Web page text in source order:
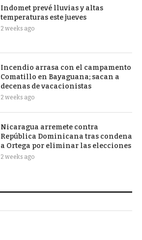
Indomet prevé lluvias y altas
temperaturas este jueves
2 weeks ago
Incendio arrasa con el campamento
Comatillo en Bayaguana; sacan a
decenas de vacacionistas
2 weeks ago
Nicaragua arremete contra
República Dominicana tras condena
a Ortega por eliminar las elecciones
2 weeks ago